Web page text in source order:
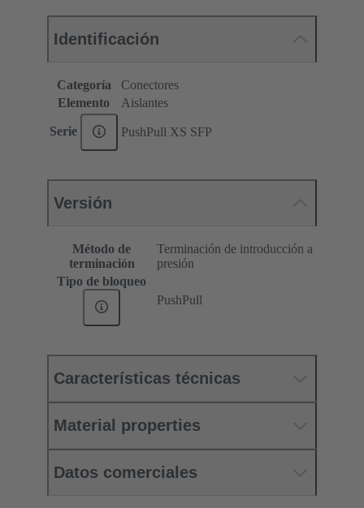
Identificación
Categoría
Conectores
Elemento
Aislantes
Serie PushPull XS SFP
Versión
Método de
terminación
Terminación de introducción a
presión
Tipo de bloqueo
PushPull
Características técnicas
Material properties
Datos comerciales